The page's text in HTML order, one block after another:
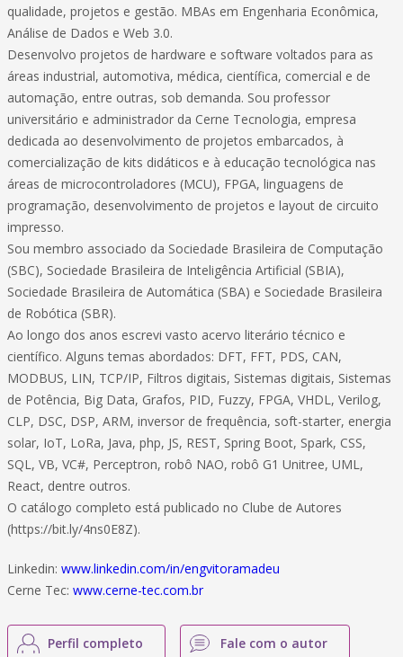
qualidade, projetos e gestão. MBAs em Engenharia Econômica,
Análise de Dados e Web 3.0.
Desenvolvo projetos de hardware e software voltados para as
áreas industrial, automotiva, médica, científica, comercial e de
automação, entre outras, sob demanda. Sou professor
universitário e administrador da Cerne Tecnologia, empresa
dedicada ao desenvolvimento de projetos embarcados, à
comercialização de kits didáticos e à educação tecnológica nas
áreas de microcontroladores (MCU), FPGA, linguagens de
programação, desenvolvimento de projetos e layout de circuito
impresso.
Sou membro associado da Sociedade Brasileira de Computação
(SBC), Sociedade Brasileira de Inteligência Artificial (SBIA),
Sociedade Brasileira de Automática (SBA) e Sociedade Brasileira
de Robótica (SBR).
Ao longo dos anos escrevi vasto acervo literário técnico e
científico. Alguns temas abordados: DFT, FFT, PDS, CAN,
MODBUS, LIN, TCP/IP, Filtros digitais, Sistemas digitais, Sistemas
de Potência, Big Data, Grafos, PID, Fuzzy, FPGA, VHDL, Verilog,
CLP, DSC, DSP, ARM, inversor de frequência, soft-starter, energia
solar, IoT, LoRa, Java, php, JS, REST, Spring Boot, Spark, CSS,
SQL, VB, VC#, Perceptron, robô NAO, robô G1 Unitree, UML,
React, dentre outros.
O catálogo completo está publicado no Clube de Autores
(https://bit.ly/4ns0E8Z).
Linkedin: www.linkedin.com/in/engvitoramadeu
Cerne Tec: www.cerne-tec.com.br
Perfil completo Fale com o autor